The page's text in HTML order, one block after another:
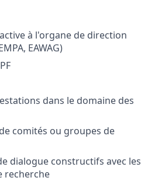
à l'organe de direction
EAWAG)
dans le domaine des
comités ou groupes de
dialogue constructifs avec les
recherche